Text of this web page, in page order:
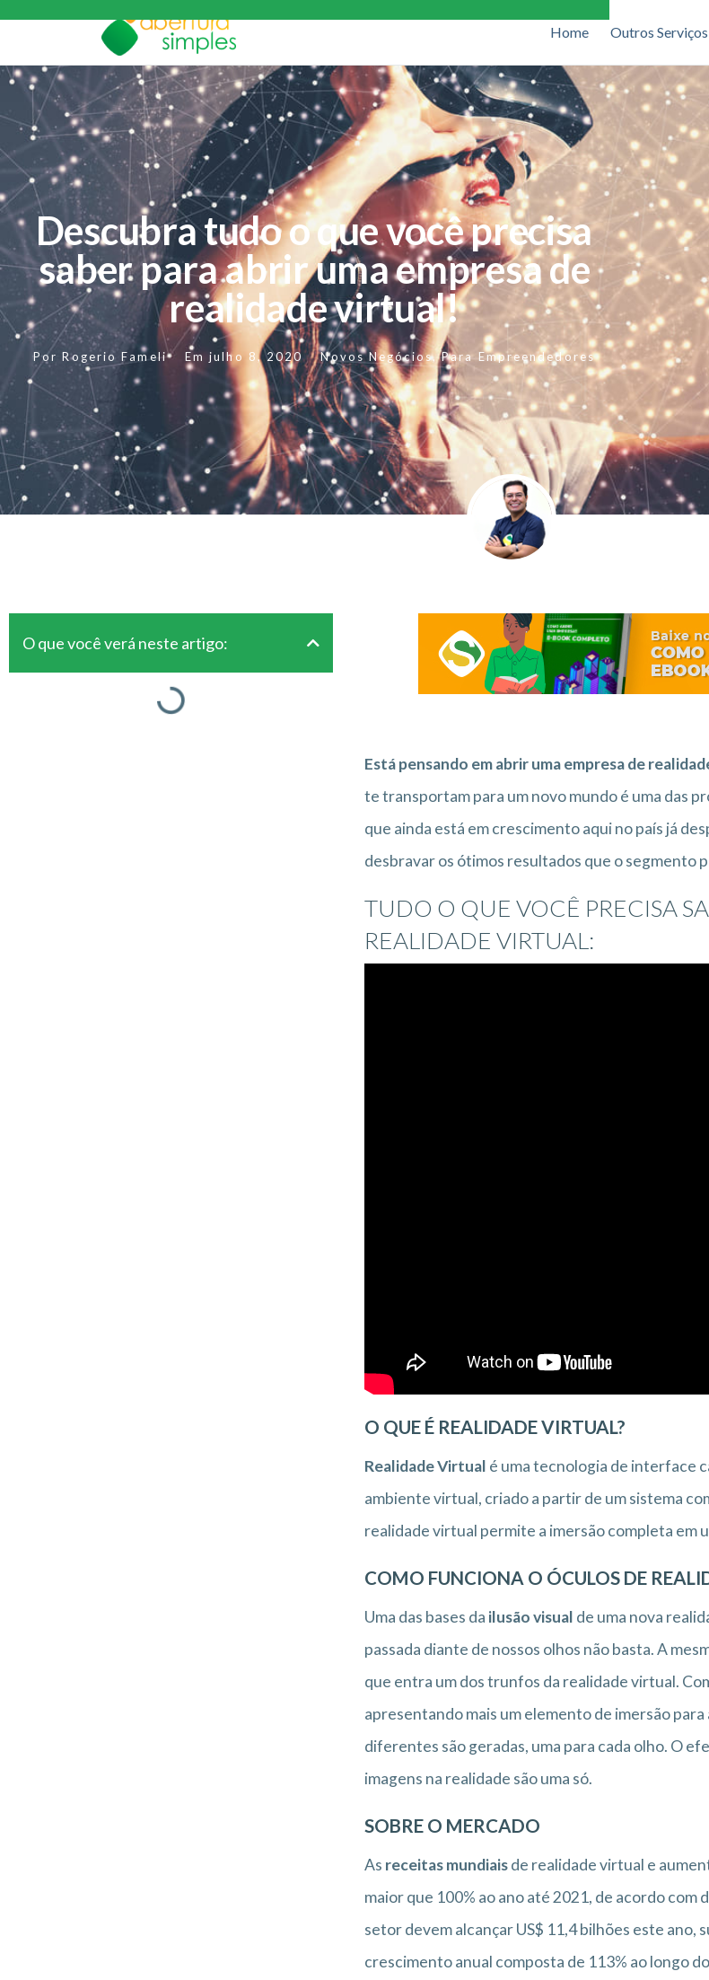
Home Outros Serviços
Descubra tudo o que você precisa
saber para abrir uma empresa de
realidade virtual!
Por Rogerio Fameli Em julho 8, 2020 Novos Negócios,Para Empreendedores
O que você verá neste artigo:
Está pensando em abrir uma empresa de
te transportam para um novo mundo é uma das
que ainda está em crescimento aqui no país já
desbravar os ótimos resultados que o segmento
TUDO O QUE VOCÊ PRECISA
REALIDADE VIRTUAL:
O QUE É REALIDADE VIRTUAL?
Realidade Virtual é uma tecnologia de interface
ambiente virtual, criado a partir de um sistema
realidade virtual permite a imersão completa em
COMO FUNCIONA O ÓCULOS DE
Uma das bases da ilusão visual de uma nova
passada diante de nossos olhos não basta. A
que entra um dos trunfos da realidade virtual.
apresentando mais um elemento de imersão
diferentes são geradas, uma para cada olho. O
imagens na realidade são uma só.
SOBRE O MERCADO
As receitas mundiaisde realidade virtual e
maior que 100% ao ano até 2021, de acordo
setor devem alcançar US$ 11,4 bilhões este ano,
crescimento anual composta de 113% ao longo